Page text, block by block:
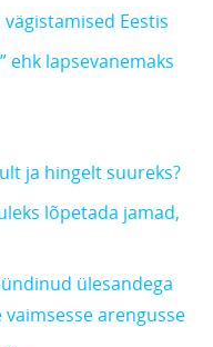
Eestis
ehk lapsevanemaks
ja hingelt suureks?
lõpetada jamad,
ülesandega
arengusse